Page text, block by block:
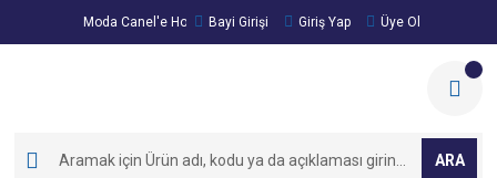
Moda Canel'e Hoşgeldiniz!
Bayi Girişi Giriş Yap Üye Ol
ARA